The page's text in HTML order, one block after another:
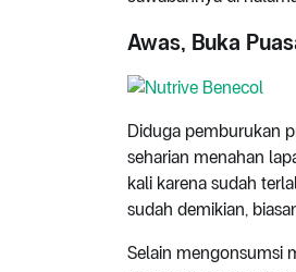
Awas, Buka
Diduga pemburukan
seharian menahan
kali karena sudah
sudah demikian,
Selain mengonsumsi